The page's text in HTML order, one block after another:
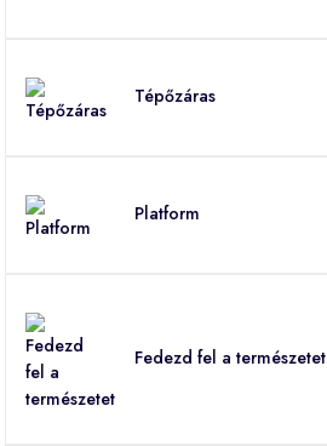
Tépőzáras
Platform
Fedezd fel a természetet